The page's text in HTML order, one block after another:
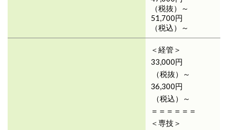
（税抜）～
51,700円
（税込）～
＜経管＞
33,000円
（税抜）～
36,300円
（税込）～
＝＝＝＝＝＝
＜専技＞